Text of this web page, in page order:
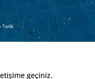
Terlik
geçiniz.